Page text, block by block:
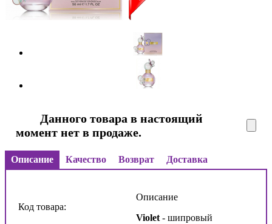
Данного товара в настоящий
момент нет в продаже.
Описание Качество Возврат Доставка
Код товара:
Описание
Violet - шипровый